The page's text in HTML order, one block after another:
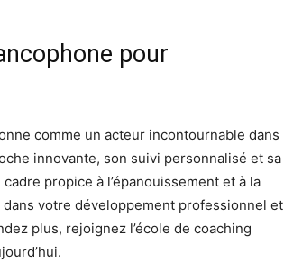
pour
comme un acteur incontournable dans
innovante, son suivi personnalisé et sa
propice à l’épanouissement et à la
votre développement professionnel et
plus, rejoignez l’école de coaching